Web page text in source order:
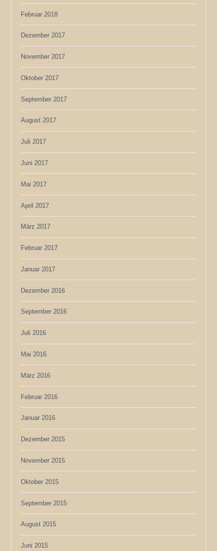
Februar 2018
Dezember 2017
November 2017
Oktober 2017
September 2017
August 2017
Juli 2017
Juni 2017
Mai 2017
April 2017
März 2017
Februar 2017
Januar 2017
Dezember 2016
September 2016
Juli 2016
Mai 2016
März 2016
Februar 2016
Januar 2016
Dezember 2015
November 2015
Oktober 2015
September 2015
August 2015
Juni 2015